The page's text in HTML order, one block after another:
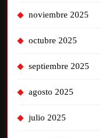
noviembre 2025
octubre 2025
septiembre 2025
agosto 2025
julio 2025